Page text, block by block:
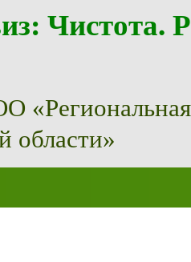
области»